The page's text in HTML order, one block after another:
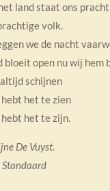
land staat ons
volk.
we de nacht
bloeit open nu wij hem
schijnen
hebt het te zien
het te zijn.
De Vuyst.
Standaard